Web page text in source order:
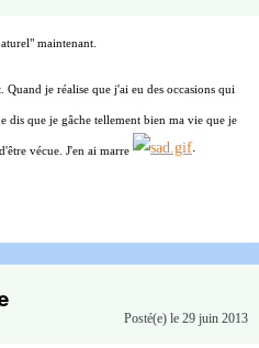
maintenant.
je réalise que j'ai eu des occasions qui
dis que je gâche tellement bien ma vie que je
vécue. J'en ai marre .
Posté(e) le 29 juin 2013